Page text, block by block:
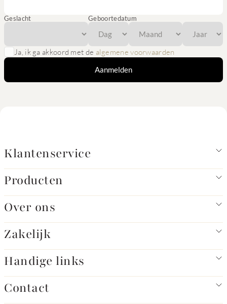
Geslacht Geboortedatum
Ja, ik ga akkoord met de algemene voorwaarden
Aanmelden
Klantenservice
Producten
Over ons
Zakelijk
Handige links
Contact